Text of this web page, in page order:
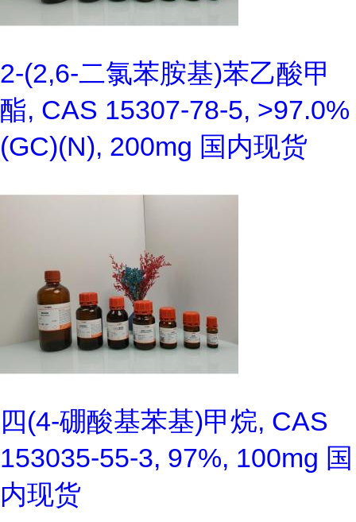
2-(2,6-二氯苯胺基)苯乙酸甲
酯, CAS 15307-78-5, >97.0%
(GC)(N), 200mg 国内现货
四(4-硼酸基苯基)甲烷, CAS
153035-55-3, 97%, 100mg 国
内现货